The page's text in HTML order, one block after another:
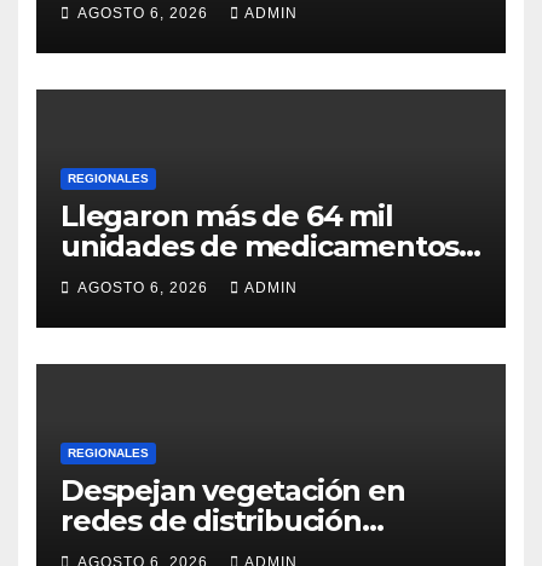
AGOSTO 6, 2026 ADMIN
REGIONALES
Llegaron más de 64 mil
unidades de medicamentos
e insumos
AGOSTO 6, 2026 ADMIN
REGIONALES
Despejan vegetación en
redes de distribución
eléctrica
AGOSTO 6, 2026 ADMIN